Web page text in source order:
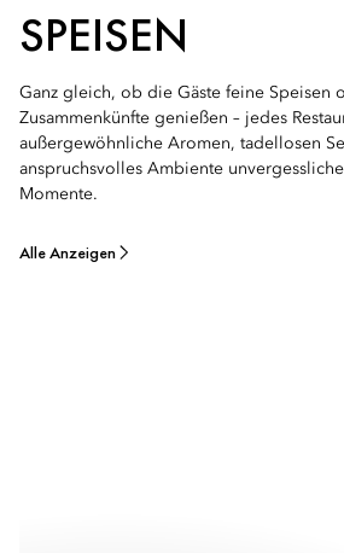
SPEISEN
Ganz gleich, ob die Gäste feine Speisen
Zusammenkünfte genießen – jedes
außergewöhnliche Aromen, tadellosen
anspruchsvolles Ambiente
Momente.
Alle Anzeigen